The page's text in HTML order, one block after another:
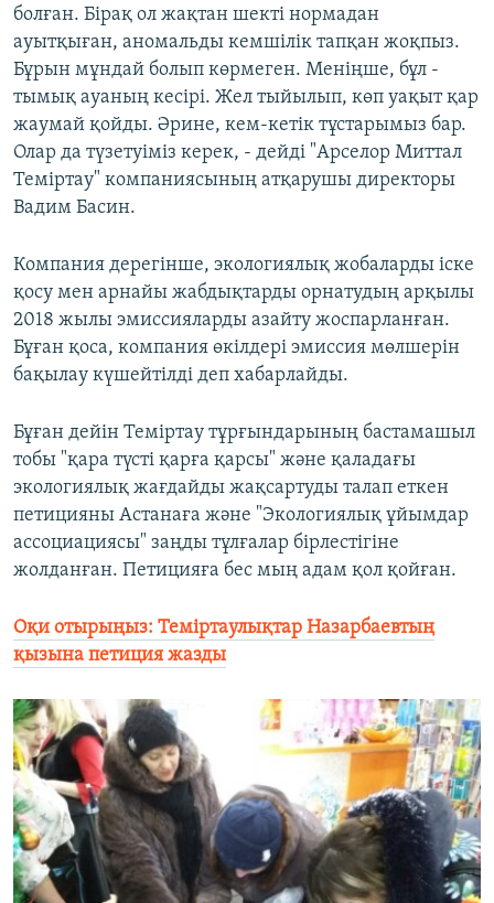
болған. Бірақ ол жақтан шекті нормадан
ауытқыған, аномальды кемшілік тапқан жоқпыз.
Бұрын мұндай болып көрмеген. Меніңше, бұл -
тымық ауаның кесірі. Жел тыйылып, көп уақыт қар
жаумай қойды. Әрине, кем-кетік тұстарымыз бар.
Олар да түзетуіміз керек, - дейді "Арселор Миттал
Теміртау" компаниясының атқарушы директоры
Вадим Басин.
Компания дерегінше, экологиялық жобаларды іске
қосу мен арнайы жабдықтарды орнатудың арқылы
2018 жылы эмиссияларды азайту жоспарланған.
Бұған қоса, компания өкілдері эмиссия мөлшерін
бақылау күшейтілді деп хабарлайды.
Бұған дейін Теміртау тұрғындарының бастамашыл
тобы "қара түсті қарға қарсы" және қаладағы
экологиялық жағдайды жақсартуды талап еткен
петицияны Астанаға және "Экологиялық ұйымдар
ассоциациясы" заңды тұлғалар бірлестігіне
жолданған. Петицияға бес мың адам қол қойған.
Оқи отырыңыз: Теміртаулықтар Назарбаевтың
қызына петиция жазды